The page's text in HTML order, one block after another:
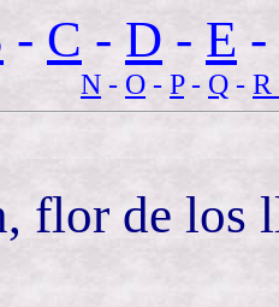
- C - D - E -
N - O - P- Q - R
flor de los